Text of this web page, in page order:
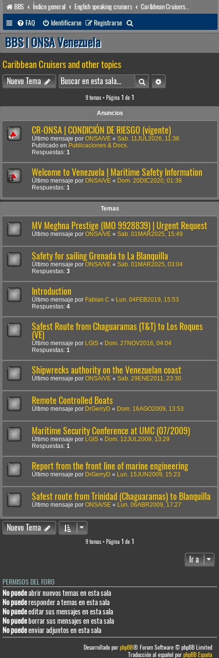
BBS Índice general English speaking cruisers
FAQ
Identificarse Registrarse
u
a
r
BBS | ONSA Venezuela
Caribbean Cruisers and other topics
Nuevo Tema BuscarBúsqueda avanzada
9 temas • Página 1 de 1
Anuncios
CR-ONSA | CONDICIÓN DE RIESGO (vigente)
Último mensaje por ONSA/VE « Sab. 11JUL2026, 11:36
Publicado en Publicaciones & Docs.
Respuestas: 1
Welcome to Venezuela | Maritime Safety Information
Último mensaje por ONSA/VE « Dom. 20DIC2020, 01:38
Respuestas: 1
Temas
MV Meghna Prestige (IMO 9928839) | Urgent Request
Último mensaje por ONSA/VE « Sab. 01MAR2025, 15:49
Safety for sailing Grenada to La Blanquilla
Último mensaje por ONSA/VE « Sab. 01MAR2025, 03:04
Respuestas: 3
Introduction
Último mensaje por Fabian C «
Lun. 04FEB2019, 15:53
Respuestas: 4
Safest Route from Chaguaramas (T&T) to Los Roques
(VE)
Último mensaje por LGIS « Dom. 27NOV2016, 04:04
Respuestas: 1
Shipwrecks authority on the Venezuelan coast
Último mensaje por ONSA/VE « Sab. 29ENE2011, 23:30
Remote Controlled Boats
Último mensaje por DrGerryD « Dom. 16AGO2009, 13:53
Maritime Security Conference at UMC (07/2009)
Último mensaje por LGIS « Dom. 12JUL2009, 13:29
Respuestas: 1
Report from the front line of marine engineering
Último mensaje por DrGerryD « Lun. 15JUN2009, 15:23
Safest route from Trinidad (Chaguaramas) to Blanquilla
Último mensaje por ONSA/SE « Lun. 06ABR2009, 17:27
Nuevo Tema
9 temas • Página 1 de 1
Ir a
PERMISOS DEL FORO
No puedeabrir nuevos temas en esta sala
No puederesponder a temas en esta sala
No puedeeditar sus mensajes en esta sala
No puedeborrar sus mensajes en esta sala
No puedeenviar adjuntos en esta sala
Desarrollado porphpBB® Forum Software © phpBB Limited
Traducción al español porphpBB España